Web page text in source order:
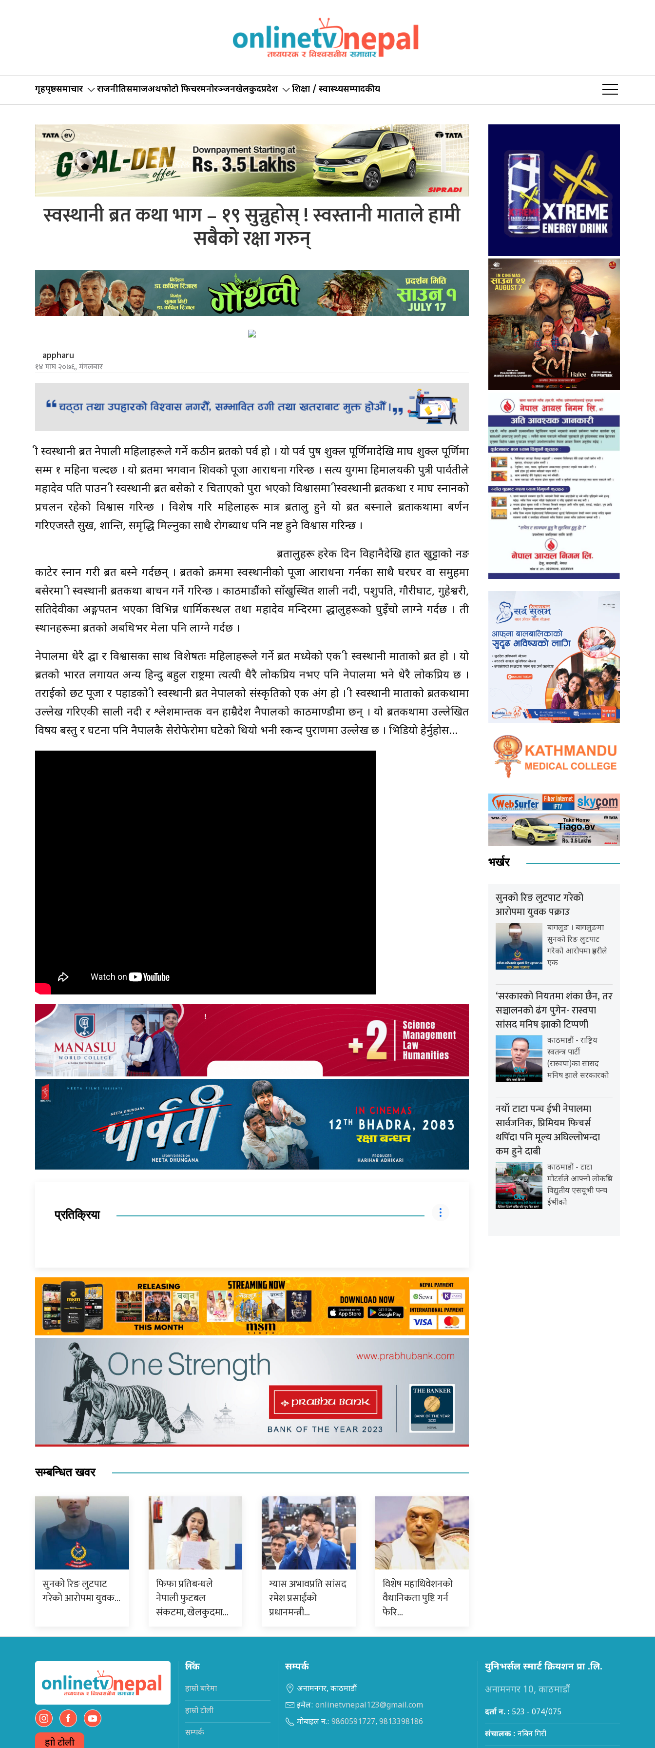
गृहपृष्ठसमाचार राजनीतिसमाजअर्थफोटो फिचरमनोरञ्जनखेलकुदप्रदेश शिक्षा / स्वास्थ्यसम्पादकीय
स्वस्थानी ब्रत कथा भाग – १९ सुन्नुहोस् ! स्वस्तानी माताले हामी
सबैको रक्षा गरुन्
appharu
१४ माघ २०७६, मंगलबार
श्री स्वस्थानी ब्रत नेपाली महिलाहरूले गर्ने कठीन ब्रतको पर्व हो । यो पर्व पुष शुक्ल पूर्णिमादेखि माघ शुक्ल पूर्णिमा
सम्म १ महिना चल्दछ । यो ब्रतमा भगवान शिवको पूजा आराधना गरिन्छ । सत्य युगमा हिमालयकी पुत्री पार्वतीले
महादेव पति पाउन श्री स्वस्थानी ब्रत बसेको र चिताएको पुरा भएको विश्वासमा श्रीस्वस्थानी ब्रतकथा र माघ स्नानको
प्रचलन रहेको विश्वास गरिन्छ । विशेष गरि महिलाहरू मात्र ब्रतालु हुने यो ब्रत बस्नाले ब्रताकथामा बर्णन
गरिएजस्तै सुख, शान्ति, समृद्धि मिल्नुका साथै रोगब्याध पनि नष्ट हुने विश्वास गरिन्छ ।
ब्रतालुहरू हरेक दिन विहानैदेखि हात खुट्टाको नङ
काटेर स्नान गरी ब्रत बस्ने गर्दछन् । ब्रतको क्रममा स्वस्थानीको पूजा आराधना गर्नका साथै घरघर वा समुहमा
बसेरमा श्री स्वस्थानी ब्रतकथा बाचन गर्ने गरिन्छ । काठमाडौंको साँखुस्थित शाली नदी, पशुपति, गौरीघाट, गुहेश्वरी,
सतिदेवीका अङ्गपतन भएका विभिन्न धार्मिकस्थल तथा महादेव मन्दिरमा श्रद्धालुहरूको घुइँचो लाग्ने गर्दछ । ती
स्थानहरूमा ब्रतको अबधिभर मेला पनि लाग्ने गर्दछ ।
नेपालमा धेरै श्रद्घा र विश्वासका साथ विशेषतः महिलाहरूले गर्ने ब्रत मध्येको एक श्री स्वस्थानी माताको ब्रत हो । यो
ब्रतको भारत लगायत अन्य हिन्दु बहुल राष्ट्रमा त्यत्यी धैरै लोकप्रिय नभए पनि नेपालमा भने धेरै लोकप्रिय छ ।
तराईको छट पूजा र पहाडको श्री स्वस्थानी ब्रत नेपालको संस्कृतिको एक अंग हो । श्री स्वस्थानी माताको ब्रतकथामा
उल्लेख गरिएकी साली नदी र श्लेशमान्तक वन हाम्रैदेश नैपालको काठमाण्डौमा छन् । यो ब्रतकथामा उल्लेखित
विषय बस्तु र घटना पनि नैपालकै सेरोफेरोमा घटेको थियो भनी स्कन्द पुराणमा उल्लेख छ । भिडियो हेर्नुहोस…
प्रतिक्रिया
सम्बन्धित खवर
सुनको रिङ लुटपाट
गरेको आरोपमा युवक…
फिफा प्रतिबन्धले
नेपाली फुटबल
संकटमा, खेलकुदमा…
ग्यास अभावप्रति सांसद
रमेश प्रसाईंको
प्रधानमन्त्री…
विशेष महाधिवेशनको
वैधानिकता पुष्टि गर्न
फेरि…
भर्खर
सुनको रिङ लुटपाट गरेको
आरोपमा युवक पक्राउ
बागलुङ । बागलुङमा
सुनको रिङ लुटपाट
गरेको आरोपमा प्रहरीले
एक
‘सरकारको नियतमा शंका छैन, तर
सञ्चालनको ढंग पुगेन- रास्वपा
सांसद मनिष झाको टिप्पणी
काठमाडौं - राष्ट्रिय
स्वतन्त्र पार्टी
(रास्वपा)का सांसद
मनिष झाले सरकारको
नयाँ टाटा पन्च ईभी नेपालमा
सार्वजनिक, प्रिमियम फिचर्स
थपिँदा पनि मूल्य अघिल्लोभन्दा
कम हुने दाबी
काठमाडौं - टाटा
मोटर्सले आफ्नो लोकप्रिय
विद्युतीय एसयूभी पन्च
ईभीको
हाम्रो टोली
लिंक
हाम्रो बारेमा
हाम्रो टोली
सम्पर्क
सम्पर्क
अनामनगर, काठमाडौं
इमेल: onlinetvnepal123@gmail.com
मोबाइल न.: 9860591727, 9813398186
युनिभर्सल स्मार्ट क्रियशन प्रा .लि.
अनामनगर 10, काठमाडौं
दर्ता न. : 523 - 074/075
संचालक : नबिन गिरी